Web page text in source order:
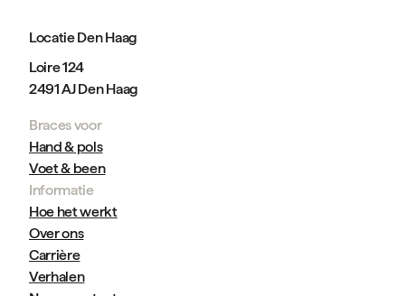
Locatie Den Haag
Loire 124
2491 AJ Den Haag
Braces voor
Hand & pols
Voet & been
Informatie
Hoe het werkt
Over ons
Carrière
Verhalen